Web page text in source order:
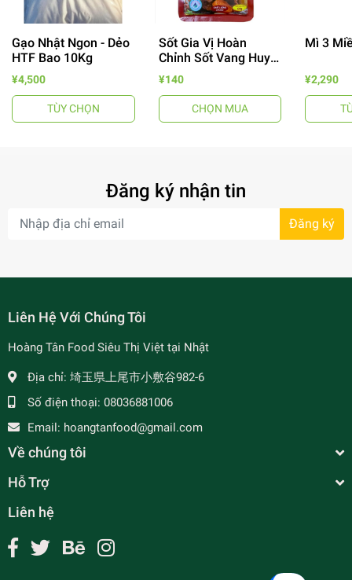
- 64%
- 7%
Gạo Nhật Ngon - Dẻo
HTF Bao 10Kg
¥4,500
TÙY CHỌN
Sốt Gia Vị Hoàn
Chỉnh Sốt Vang Huy
Tuấn
¥140
CHỌN MUA
Mì 3
¥2,290
Đăng ký nhận tin
Đăng ký
Liên Hệ Với Chúng Tôi
Hoàng Tân Food Siêu Thị Việt tại Nhật
Địa chỉ: 埼玉県上尾市小敷谷982-6
Số điện thoại: 08036881006
Email: hoangtanfood@gmail.com
Về chúng tôi
Hỗ Trợ
Liên hệ
undefined